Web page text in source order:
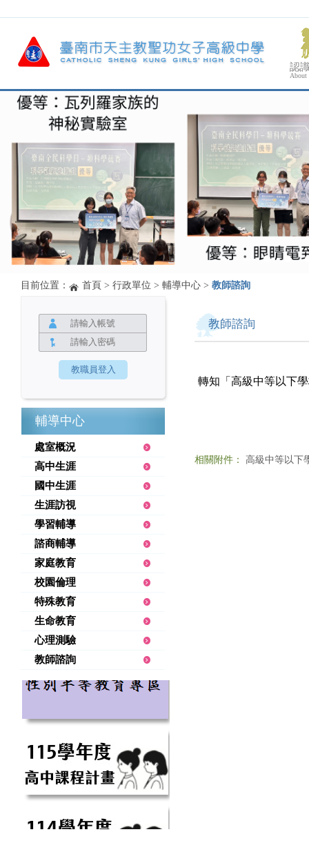
認
About
目前位置： 首頁 > 行政單位 > 輔導中心 > 教師諮詢
輔導中心
處室概況
高中生涯
國中生涯
生涯訪視
學習輔導
諮商輔導
家庭教育
校園倫理
特殊教育
生命教育
心理測驗
教師諮詢
教師諮詢
轉知「高級中等以下
相關附件： 高級中等以下